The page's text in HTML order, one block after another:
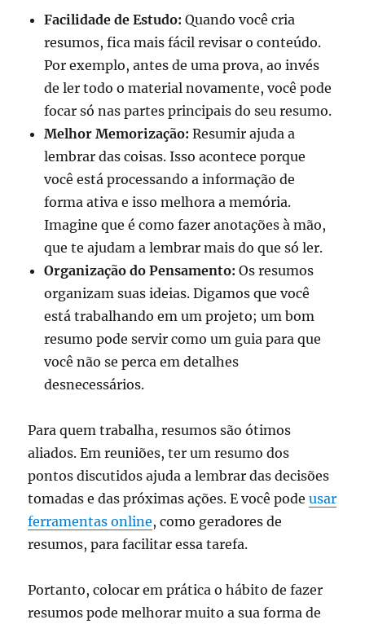
Facilidade de Estudo: Quando você cria
resumos, fica mais fácil revisar o conteúdo.
Por exemplo, antes de uma prova, ao invés
de ler todo o material novamente, você pode
focar só nas partes principais do seu resumo.
Melhor Memorização: Resumir ajuda a
lembrar das coisas. Isso acontece porque
você está processando a informação de
forma ativa e isso melhora a memória.
Imagine que é como fazer anotações à mão,
que te ajudam a lembrar mais do que só ler.
Organização do Pensamento: Os resumos
organizam suas ideias. Digamos que você
está trabalhando em um projeto; um bom
resumo pode servir como um guia para que
você não se perca em detalhes
desnecessários.
Para quem trabalha, resumos são ótimos
aliados. Em reuniões, ter um resumo dos
pontos discutidos ajuda a lembrar das decisões
tomadas e das próximas ações. E você podeusar
ferramentas online, como geradores de
resumos, para facilitar essa tarefa.
Portanto, colocar em prática o hábito de fazer
resumos pode melhorar muito a sua forma de